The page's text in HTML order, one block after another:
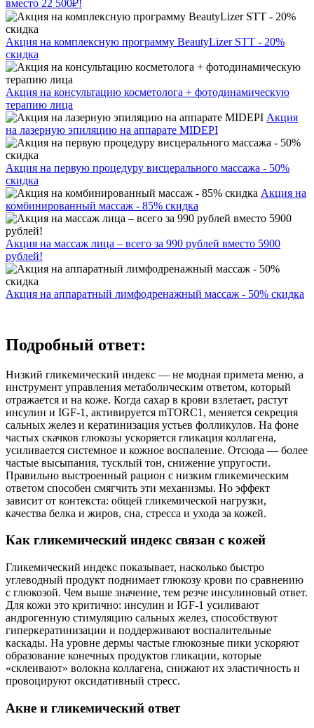
вместо 22 500₽!
Акция на комплексную программу BeautyLizer STT - 20%
скидка
Акция на консультацию косметолога + фотодинамическую
терапию лица
Акция
на лазерную эпиляцию на аппарате MIDEPI
Акция на первую процедуру висцерального массажа - 50%
скидка
Акция на
комбинированный массаж - 85% скидка
Акция на массаж лица – всего за 990 рублей вместо 5900
рублей!
Акция на аппаратный лимфодренажный массаж - 50% скидка
Подробный ответ:
Низкий гликемический индекс — не модная примета меню, а
инструмент управления метаболическим ответом, который
отражается и на коже. Когда сахар в крови взлетает, растут
инсулин и IGF‑1, активируется mTORC1, меняется секреция
сальных желез и кератинизация устьев фолликулов. На фоне
частых скачков глюкозы ускоряется гликация коллагена,
усиливается системное и кожное воспаление. Отсюда — более
частые высыпания, тусклый тон, снижение упругости.
Правильно выстроенный рацион с низким гликемическим
ответом способен смягчить эти механизмы. Но эффект
зависит от контекста: общей гликемической нагрузки,
качества белка и жиров, сна, стресса и ухода за кожей.
Как гликемический индекс связан с кожей
Гликемический индекс показывает, насколько быстро
углеводный продукт поднимает глюкозу крови по сравнению
с глюкозой. Чем выше значение, тем резче инсулиновый ответ.
Для кожи это критично: инсулин и IGF‑1 усиливают
андрогенную стимуляцию сальных желез, способствуют
гиперкератинизации и поддерживают воспалительные
каскады. На уровне дермы частые глюкозные пики ускоряют
образование конечных продуктов гликации, которые
«склеивают» волокна коллагена, снижают их эластичность и
провоцируют оксидативный стресс.
Акне и гликемический ответ